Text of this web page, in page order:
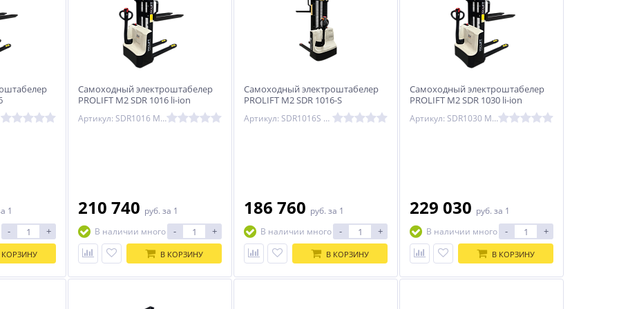
% -5%
Стапель рамный с
подъемником AS -
TORNADO 2
1 341 400руб.
%
WDK-80121 Пресс
напольный
гидравлический 20 тонн
23 010руб.
1
- +
КОРЗИНУ
Самоходный электроштабелер
PROLIFT M2 SDR 1016 li-ion
Артикул: SDR1016 M2 Li-ion
210 740 руб. за 1
В наличии много
- +
В КОРЗИНУ
Самоходный электроштабелер
PROLIFT M2 SDR 1016-S
Артикул: SDR1016S M2
186 760 руб. за 1
В наличии много
- +
В КОРЗИНУ
Самоходный электроштабелер
PROLIFT M2 SDR 1030 li-ion
Артикул: SDR1030 M2 Li-ion
229 030 руб. за 1
В наличии много
- +
В КОРЗИНУ